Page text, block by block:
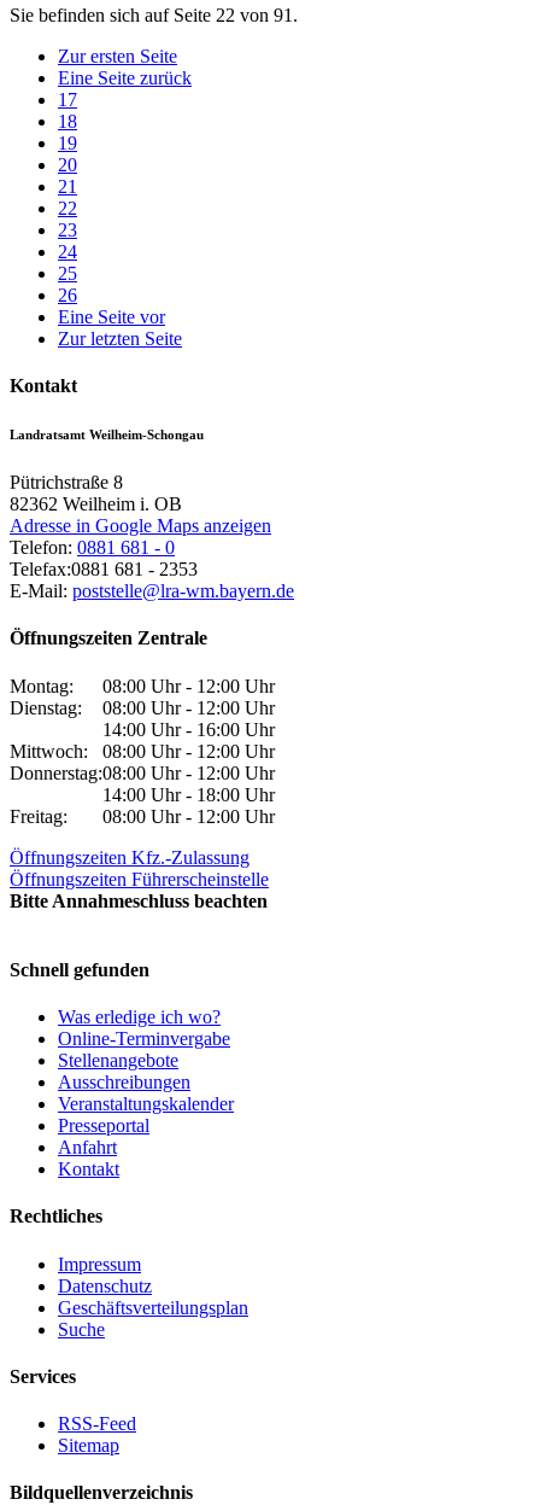
Sie befinden sich auf Seite 22 von 91.
Zur ersten Seite
Eine Seite zurück
17
18
19
20
21
22
23
24
25
26
Eine Seite vor
Zur letzten Seite
Kontakt
Landratsamt Weilheim-Schongau
Pütrichstraße 8
82362 Weilheim i. OB
Adresse in Google Maps anzeigen
Telefon: 0881 681 - 0
Telefax:0881 681 - 2353
E-Mail: poststelle@lra-wm.bayern.de
Öffnungszeiten Zentrale
Montag:
08:00 Uhr - 12:00 Uhr
Dienstag:
08:00 Uhr - 12:00 Uhr
14:00 Uhr - 16:00 Uhr
Mittwoch:
08:00 Uhr - 12:00 Uhr
Donnerstag:08:00 Uhr - 12:00 Uhr
14:00 Uhr - 18:00 Uhr
Freitag:
08:00 Uhr - 12:00 Uhr
Öffnungszeiten Kfz.-Zulassung
Öffnungszeiten Führerscheinstelle
Bitte Annahmeschluss beachten
Schnell gefunden
Was erledige ich wo?
Online-Terminvergabe
Stellenangebote
Ausschreibungen
Veranstaltungskalender
Presseportal
Anfahrt
Kontakt
Rechtliches
Impressum
Datenschutz
Geschäftsverteilungsplan
Suche
Services
RSS-Feed
Sitemap
Bildquellenverzeichnis